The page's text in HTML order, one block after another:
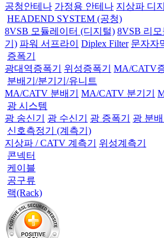
공청안테나 가정용 안테나 지상파 디
HEADEND SYSTEM (공청)
8VSB 모듈레이터 (디지털) 8VSB 리
기) 파워 서프라이 Diplex Filter 문자자
증폭기
광대역증폭기
위성증폭기
MA/CATV
분배기/분기기/유니트
MA/CATV 분배기
MA/CATV 분기기
광 시스템
광 송신기
광 수신기 광 증폭기
광 분배
신호측정기 (계측기)
지상파 / CATV 계측기
위성계측기
콘넥터
케이블
공구류
랙(Rack)